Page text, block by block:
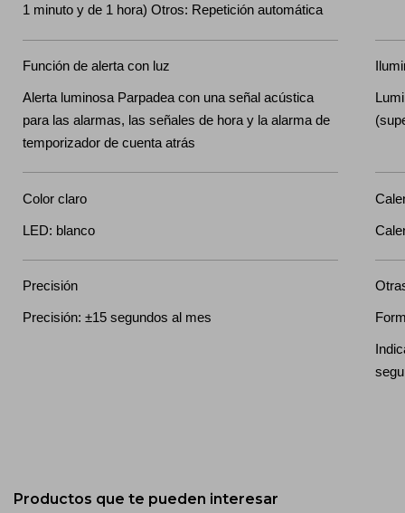
1 minuto y de 1 hora) Otros: Repetición automática
Función de alerta con luz
Alerta luminosa Parpadea con una señal acústica
para las alarmas, las señales de hora y la alarma de
temporizador de cuenta atrás
Color claro
LED: blanco
Precisión
Precisión: ±15 segundos al mes
Productos que te pueden interesar